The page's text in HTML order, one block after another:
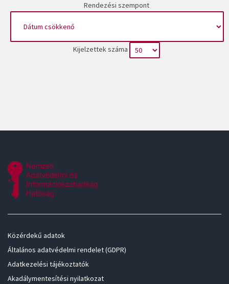
Rendezési szempont
Kijelzettek száma
Közérdekű adatok
Általános adatvédelmi rendelet (GDPR)
Adatkezelési tájékoztatók
Akadálymentesítési nyilatkozat